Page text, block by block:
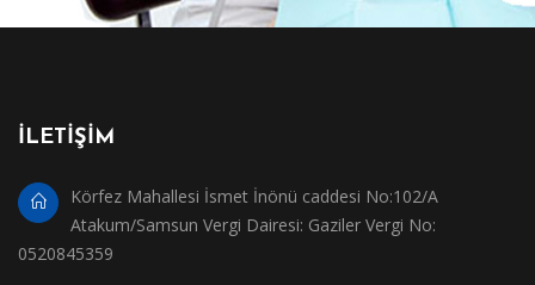
İLETİŞİM
Körfez Mahallesi İsmet İnönü caddesi No:102/A
Atakum/Samsun Vergi Dairesi: Gaziler Vergi No:
0520845359